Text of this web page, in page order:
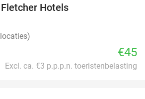
Hotels
€45
Excl. ca. €3 p.p.p.n. toeristenbelasting